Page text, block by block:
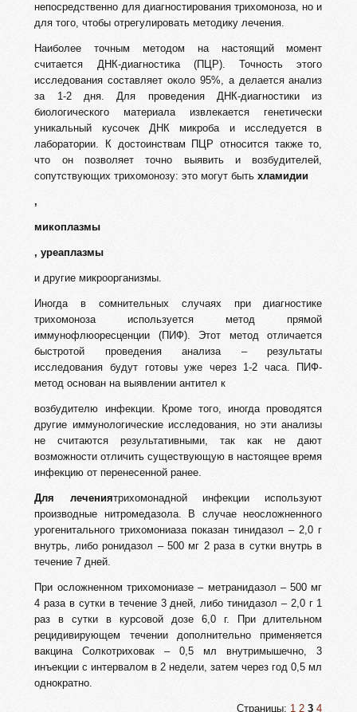
непосредственно для диагностирования трихомоноза, но и
для того, чтобы отрегулировать методику лечения.
Наиболее точным методом на настоящий момент
считается ДНК-диагностика (ПЦР). Точность этого
исследования составляет около 95%, а делается анализ
за 1-2 дня. Для проведения ДНК-диагностики из
биологического материала извлекается генетически
уникальный кусочек ДНК микроба и исследуется в
лаборатории. К достоинствам ПЦР относится также то,
что он позволяет точно выявить и возбудителей,
сопутствующих трихомонозу: это могут бытьхламидии
,
микоплазмы
, уреаплазмы
и другие микроорганизмы.
Иногда в сомнительных случаях при диагностике
трихомоноза используется метод прямой
иммунофлюоресценции (ПИФ). Этот метод отличается
быстротой проведения анализа – результаты
исследования будут готовы уже через 1-2 часа. ПИФ-
метод основан на выявлении антител к
возбудителю инфекции. Кроме того, иногда проводятся
другие иммунологические исследования, но эти анализы
не считаются результативными, так как не дают
возможности отличить существующую в настоящее время
инфекцию от перенесенной ранее.
Для лечениятрихомонадной инфекции используют
производные нитромедазола. В случае неосложненного
урогенитального трихомониаза показан тинидазол – 2,0 г
внутрь, либо ронидазол – 500 мг 2 раза в сутки внутрь в
течение 7 дней.
При осложненном трихомониазе – метранидазол – 500 мг
4 раза в сутки в течение 3 дней, либо тинидазол – 2,0 г 1
раз в сутки в курсовой дозе 6,0 г. При длительном
рецидивирующем течении дополнительно применяется
вакцина Солкотриховак – 0,5 мл внутримышечно, 3
инъекции с интервалом в 2 недели, затем через год 0,5 мл
однократно.
Страницы: 1 2 3 4